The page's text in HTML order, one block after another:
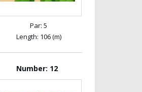
Par: 5
Length: 106 (m)
Number: 12